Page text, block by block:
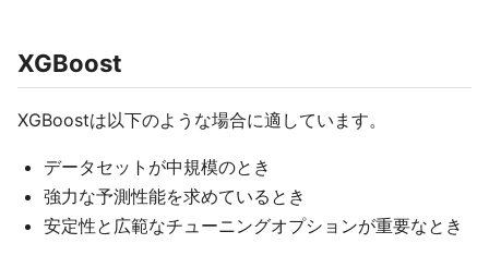
XGBoost
XGBoostは以下のような場合に適しています。
データセットが中規模のとき
強力な予測性能を求めているとき
安定性と広範なチューニングオプションが重要なとき